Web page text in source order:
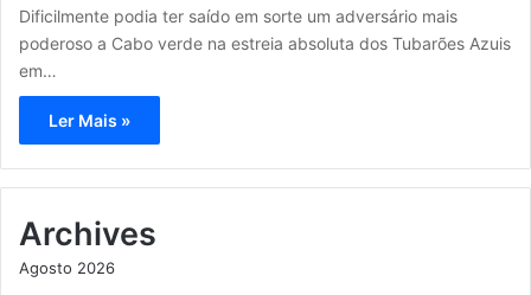
Dificilmente podia ter saído em sorte um adversário mais
poderoso a Cabo verde na estreia absoluta dos Tubarões Azuis
em…
Ler Mais »
Archives
Agosto 2026